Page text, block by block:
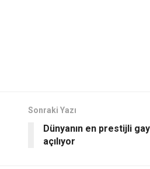
Sonraki Yazı
Dünyanın en prestijli
açılıyor